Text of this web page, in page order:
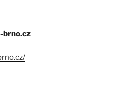
brno.cz